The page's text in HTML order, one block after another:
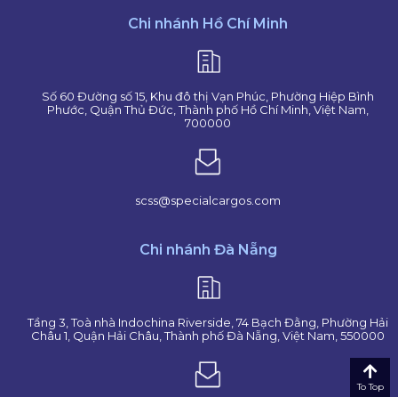
Chi nhánh Hồ Chí Minh
Số 60 Đường số 15, Khu đô thị Vạn Phúc, Phường Hiệp Bình
Phước, Quận Thủ Đức, Thành phố Hồ Chí Minh, Việt Nam,
700000
scss@specialcargos.com
Chi nhánh Đà Nẵng
Tầng 3, Toà nhà Indochina Riverside, 74 Bạch Đằng, Phường Hải
Châu 1, Quận Hải Châu, Thành phố Đà Nẵng, Việt Nam, 550000
To Top